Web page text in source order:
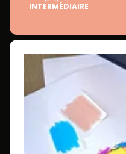
INTERMÉDIAIRE